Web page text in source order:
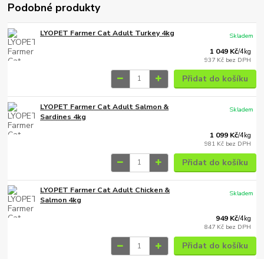
Podobné produkty
LYOPET Farmer Cat Adult Turkey 4kg
1 049 Kč/4kg
937 Kč bez DPH
Skladem
Přidat do košíku
LYOPET Farmer Cat Adult Salmon &
Sardines 4kg
1 099 Kč/4kg
981 Kč bez DPH
Skladem
Přidat do košíku
LYOPET Farmer Cat Adult Chicken &
Salmon 4kg
949 Kč/4kg
847 Kč bez DPH
Skladem
Přidat do košíku